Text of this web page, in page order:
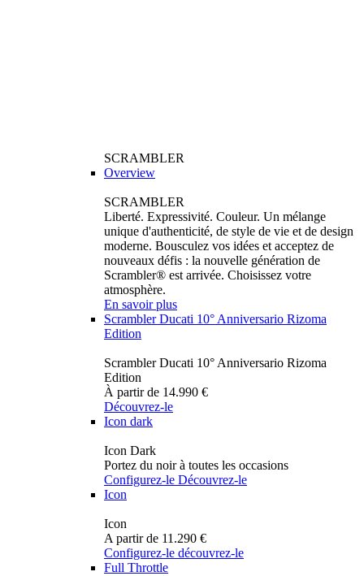
SCRAMBLER
Overview
SCRAMBLER
Liberté. Expressivité. Couleur. Un mélange
unique d'authenticité, de style de vie et de design
moderne. Bousculez vos idées et acceptez de
nouveaux défis : la nouvelle génération de
Scrambler® est arrivée. Choisissez votre
atmosphère.
En savoir plus
Scrambler Ducati 10° Anniversario Rizoma
Edition
Scrambler Ducati 10° Anniversario Rizoma
Edition
À partir de 14.990 €
Découvrez-le
Icon dark
Icon Dark
Portez du noir à toutes les occasions
Configurez-le Découvrez-le
Icon
Icon
A partir de 11.290 €
Configurez-le découvrez-le
Full Throttle